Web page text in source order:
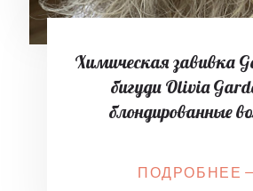
Химическая завивка
бигуди Olivia
блондированные
ПОДРОБНЕЕ